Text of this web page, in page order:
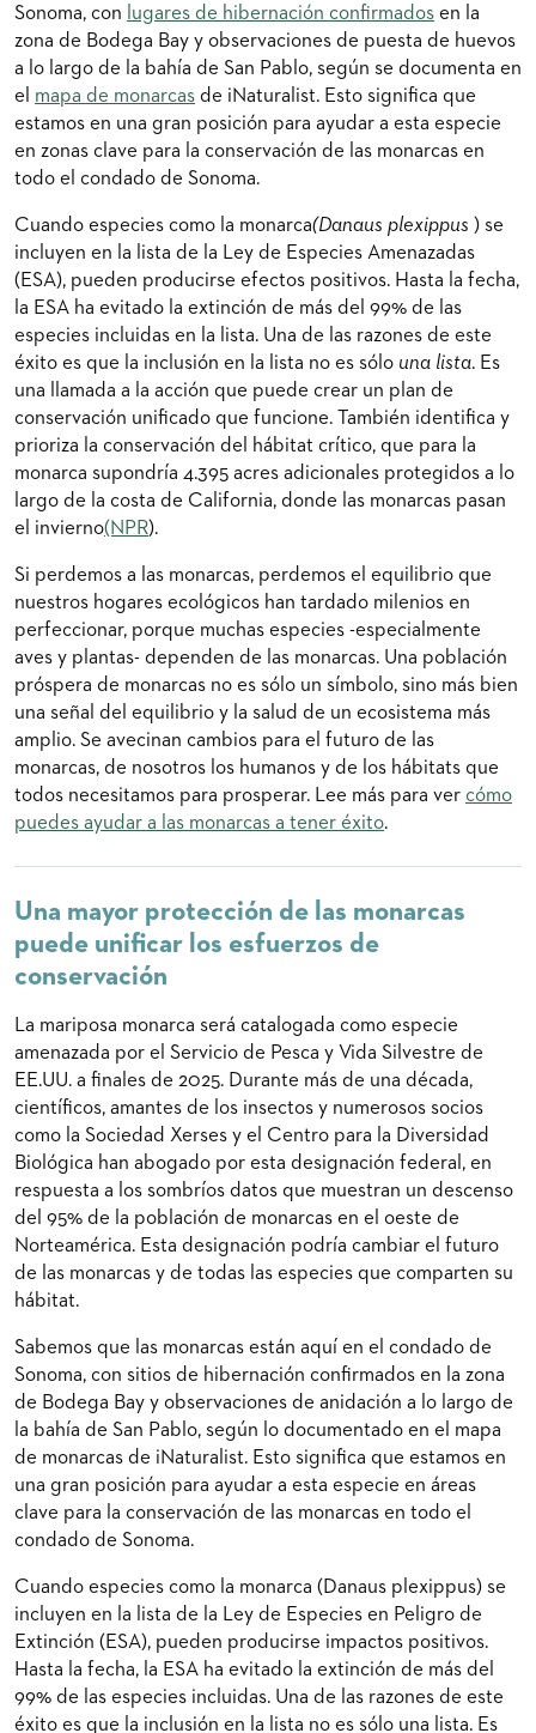
Sonoma, con lugares de hibernación confirmados en la
zona de Bodega Bay y observaciones de puesta de huevos
a lo largo de la bahía de San Pablo, según se documenta en
el mapa de monarcas de iNaturalist. Esto significa que
estamos en una gran posición para ayudar a esta especie
en zonas clave para la conservación de las monarcas en
todo el condado de Sonoma.
Cuando especies como la monarca(Danaus plexippus ) se
incluyen en la lista de la Ley de Especies Amenazadas
(ESA), pueden producirse efectos positivos. Hasta la fecha,
la ESA ha evitado la extinción de más del 99% de las
especies incluidas en la lista. Una de las razones de este
éxito es que la inclusión en la lista no es sólo una lista. Es
una llamada a la acción que puede crear un plan de
conservación unificado que funcione. También identifica y
prioriza la conservación del hábitat crítico, que para la
monarca supondría 4.395 acres adicionales protegidos a lo
largo de la costa de California, donde las monarcas pasan
el invierno(NPR).
Si perdemos a las monarcas, perdemos el equilibrio que
nuestros hogares ecológicos han tardado milenios en
perfeccionar, porque muchas especies -especialmente
aves y plantas- dependen de las monarcas. Una población
próspera de monarcas no es sólo un símbolo, sino más bien
una señal del equilibrio y la salud de un ecosistema más
amplio. Se avecinan cambios para el futuro de las
monarcas, de nosotros los humanos y de los hábitats que
todos necesitamos para prosperar. Lee más para ver cómo
puedes ayudar a las monarcas a tener éxito.
Una mayor protección de las monarcas
puede unificar los esfuerzos de
conservación
La mariposa monarca será catalogada como especie
amenazada por el Servicio de Pesca y Vida Silvestre de
EE.UU. a finales de 2025. Durante más de una década,
científicos, amantes de los insectos y numerosos socios
como la Sociedad Xerses y el Centro para la Diversidad
Biológica han abogado por esta designación federal, en
respuesta a los sombríos datos que muestran un descenso
del 95% de la población de monarcas en el oeste de
Norteamérica. Esta designación podría cambiar el futuro
de las monarcas y de todas las especies que comparten su
hábitat.
Sabemos que las monarcas están aquí en el condado de
Sonoma, con sitios de hibernación confirmados en la zona
de Bodega Bay y observaciones de anidación a lo largo de
la bahía de San Pablo, según lo documentado en el mapa
de monarcas de iNaturalist. Esto significa que estamos en
una gran posición para ayudar a esta especie en áreas
clave para la conservación de las monarcas en todo el
condado de Sonoma.
Cuando especies como la monarca (Danaus plexippus) se
incluyen en la lista de la Ley de Especies en Peligro de
Extinción (ESA), pueden producirse impactos positivos.
Hasta la fecha, la ESA ha evitado la extinción de más del
99% de las especies incluidas. Una de las razones de este
éxito es que la inclusión en la lista no es sólo una lista. Es